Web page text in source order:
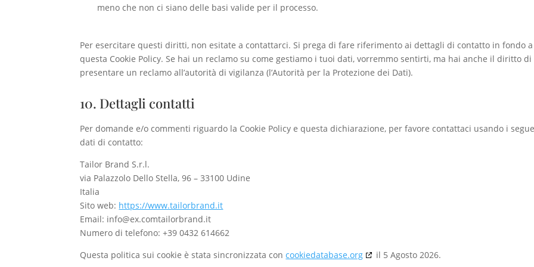
meno che non ci siano delle basi valide per il processo.
Per esercitare questi diritti, non esitate a contattarci. Si prega di fare riferimento ai dettagli di contatto in fondo a
questa Cookie Policy. Se hai un reclamo su come gestiamo i tuoi dati, vorremmo sentirti, ma hai anche il diritto di
presentare un reclamo all’autorità di vigilanza (l’Autorità per la Protezione dei Dati).
10. Dettagli contatti
Per domande e/o commenti riguardo la Cookie Policy e questa dichiarazione, per favore contattaci usando i
dati di contatto:
Tailor Brand S.r.l.
via Palazzolo Dello Stella, 96 – 33100 Udine
Italia
Sito web: https://www.tailorbrand.it
Email: info@ex.comtailorbrand.it
Numero di telefono: +39 0432 614662
Questa politica sui cookie è stata sincronizzata concookiedatabase.org il 5 Agosto 2026.